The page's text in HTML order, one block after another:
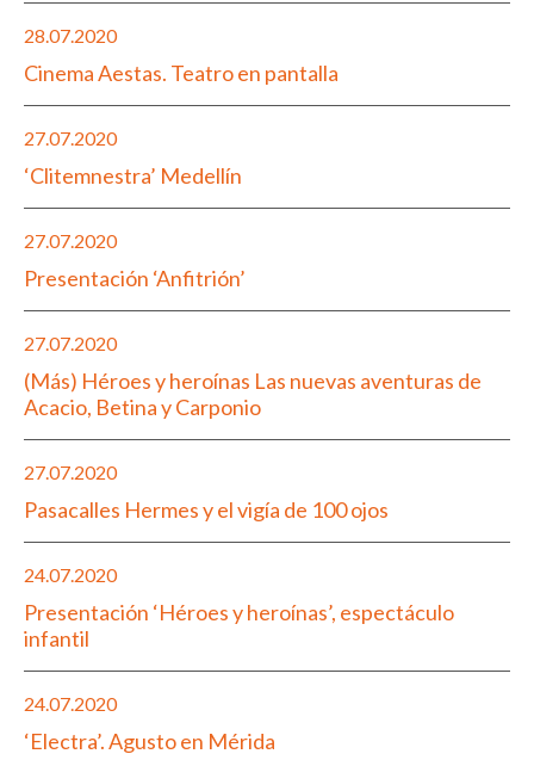
28.07.2020
Cinema Aestas. Teatro en pantalla
27.07.2020
‘Clitemnestra’ Medellín
27.07.2020
Presentación ‘Anfitrión’
27.07.2020
(Más) Héroes y heroínas Las nuevas aventuras de
Acacio, Betina y Carponio
27.07.2020
Pasacalles Hermes y el vigía de 100 ojos
24.07.2020
Presentación ‘Héroes y heroínas’, espectáculo
infantil
24.07.2020
‘Electra’. Agusto en Mérida